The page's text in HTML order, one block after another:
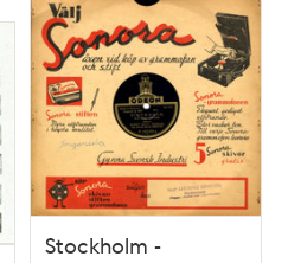
Stockholm -